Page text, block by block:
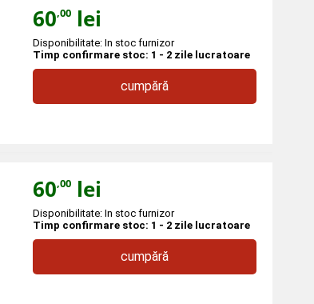
60,00 lei
Disponibilitate: In stoc furnizor
Timp confirmare stoc: 1 - 2 zile lucratoare
cumpără
60,00 lei
Disponibilitate: In stoc furnizor
Timp confirmare stoc: 1 - 2 zile lucratoare
cumpără